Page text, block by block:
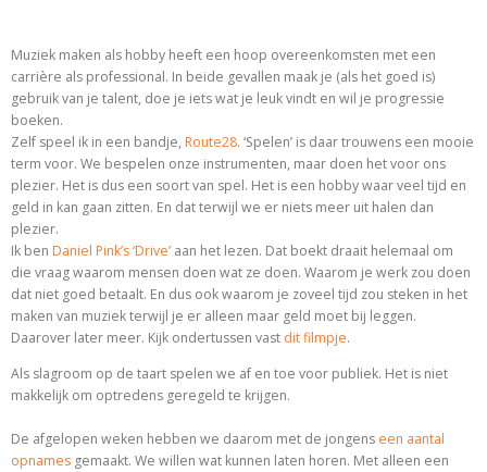
Muziek maken als hobby heeft een hoop overeenkomsten met een
carrière als professional. In beide gevallen maak je (als het goed is)
gebruik van je talent, doe je iets wat je leuk vindt en wil je progressie
boeken.
Zelf speel ik in een bandje, Route28. ‘Spelen’ is daar trouwens een mooie
term voor. We bespelen onze instrumenten, maar doen het voor ons
plezier. Het is dus een soort van spel. Het is een hobby waar veel tijd en
geld in kan gaan zitten. En dat terwijl we er niets meer uit halen dan
plezier.
Ik ben Daniel Pink’s ‘Drive’ aan het lezen. Dat boekt draait helemaal om
die vraag waarom mensen doen wat ze doen. Waarom je werk zou doen
dat niet goed betaalt. En dus ook waarom je zoveel tijd zou steken in het
maken van muziek terwijl je er alleen maar geld moet bij leggen.
Daarover later meer. Kijk ondertussen vast dit filmpje.
Als slagroom op de taart spelen we af en toe voor publiek. Het is niet
makkelijk om optredens geregeld te krijgen.
De afgelopen weken hebben we daarom met de jongens een aantal
opnames gemaakt. We willen wat kunnen laten horen. Met alleen een